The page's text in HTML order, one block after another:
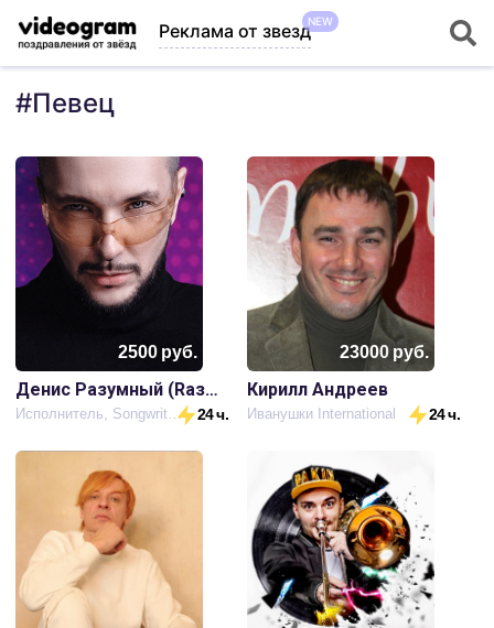
Реклама от звездNEW
#Певец
2500руб.
Денис Разумный (Rазумный, DИК)
Исполнитель, Songwriter. Музыкальный хулиган. 24 ч.
23000руб.
Кирилл Андреев
Иванушки International 24 ч.